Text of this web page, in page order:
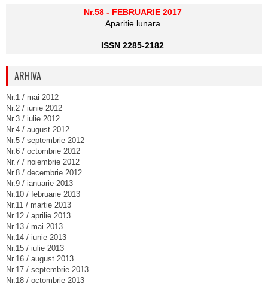
Nr.58 - FEBRUARIE 2017
Aparitie lunara
ISSN 2285-2182
ARHIVA
Nr.1 / mai 2012
Nr.2 / iunie 2012
Nr.3 / iulie 2012
Nr.4 / august 2012
Nr.5 / septembrie 2012
Nr.6 / octombrie 2012
Nr.7 / noiembrie 2012
Nr.8 / decembrie 2012
Nr.9 / ianuarie 2013
Nr.10 / februarie 2013
Nr.11 / martie 2013
Nr.12 / aprilie 2013
Nr.13 / mai 2013
Nr.14 / iunie 2013
Nr.15 / iulie 2013
Nr.16 / august 2013
Nr.17 / septembrie 2013
Nr.18 / octombrie 2013